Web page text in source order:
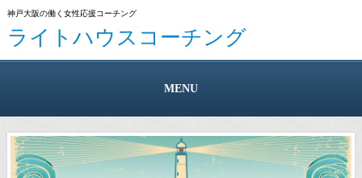
神戸大阪の働く女性応援コーチング
ライトハウスコーチング
MENU